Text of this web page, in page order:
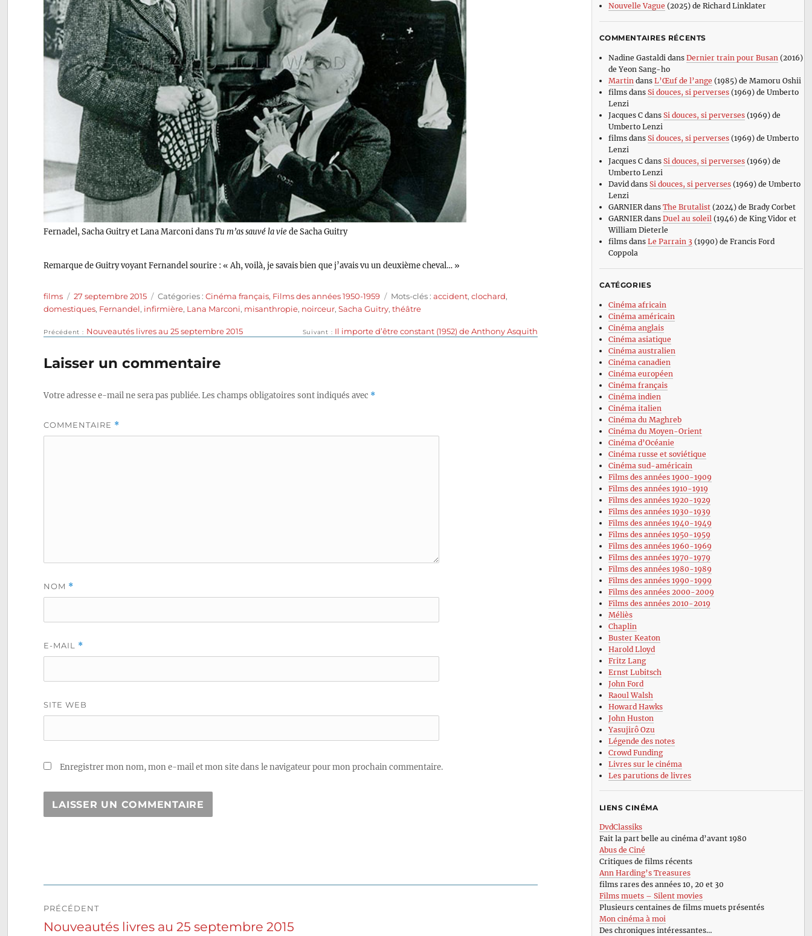
Fernadel, Sacha Guitry et Lana Marconi dansTu m’as sauvé la viede Sacha Guitry
Remarque de Guitry voyant Fernandel sourire : « Ah, voilà, je savais bien que j’avais vu un deuxième cheval… »
Auteur
films
Publié
le
27 septembre 2015 Catégories
Catégories :Cinéma français, Films des années 1950-1959 Étiquettes
Mots-clés :accident,clochard,
domestiques, Fernandel, infirmière, Lana Marconi, misanthropie, noirceur,Sacha Guitry,théâtre
Navigation
de
l’article
Précédent
Publication
Nouveautés livres au 25 septembre 2015 Suivant
Publication
Il importe d’être constant (1952) de Anthony Asquith
Laisser un commentaire
Votre adresse e-mail ne sera pas publiée.Les champs obligatoires sont indiqués avec *
COMMENTAIRE *
NOM *
E-MAIL *
SITE WEB
Enregistrer mon nom, mon e-mail et mon site dans le navigateur pour mon prochain commentaire.
de
PRÉCÉDENT
Publication
Nouveautés livres au 25 septembre 2015
Nouvelle Vague (2025) de Richard Linklater
COMMENTAIRES RÉCENTS
Nadine Gastaldi dans Dernier train pour Busan (2016)
de Yeon Sang-ho
Martin dans L’Œuf de l’ange (1985) de Mamoru Oshii
filmsdans Si douces, si perverses(1969) de Umberto
Lenzi
Jacques Cdans Si douces, si perverses(1969) de
Umberto Lenzi
filmsdans Si douces, si perverses(1969) de Umberto
Lenzi
Jacques Cdans Si douces, si perverses(1969) de
Umberto Lenzi
David dans Si douces, si perverses(1969) de Umberto
Lenzi
GARNIERdans The Brutalist(2024) de Brady Corbet
GARNIERdans Duel au soleil (1946) de King Vidor et
William Dieterle
filmsdans Le Parrain 3 (1990) de Francis Ford
Coppola
CATÉGORIES
Cinéma africain
Cinéma américain
Cinéma anglais
Cinéma asiatique
Cinéma australien
Cinéma canadien
Cinéma européen
Cinéma français
Cinéma indien
Cinéma italien
Cinéma du Maghreb
Cinéma du Moyen-Orient
Cinéma d’Océanie
Cinéma russe et soviétique
Cinéma sud-américain
Films des années 1900-1909
Films des années 1910-1919
Films des années 1920-1929
Films des années 1930-1939
Films des années 1940-1949
Films des années 1950-1959
Films des années 1960-1969
Films des années 1970-1979
Films des années 1980-1989
Films des années 1990-1999
Films des années 2000-2009
Films des années 2010-2019
Méliès
Chaplin
Buster Keaton
Harold Lloyd
Fritz Lang
Ernst Lubitsch
John Ford
Raoul Walsh
Howard Hawks
John Huston
Yasujirô Ozu
Légende des notes
Crowd Funding
Livres sur le cinéma
Les parutions de livres
LIENS CINÉMA
DvdClassiks
Fait la part belle au cinéma d’avant 1980
Abus de Ciné
Critiques de films récents
Ann Harding’s Treasures
films rares des années 10, 20 et 30
Films muets – Silent movies
Plusieurs centaines de films muets présentés
Mon cinéma à moi
Des chroniques intéressantes…